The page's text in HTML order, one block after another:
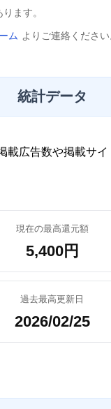
ます。
ム よりご連絡ください
統計データ
広告数や掲載サ
現在の最高還元額
5,400円
過去最高更新日
2026/02/25